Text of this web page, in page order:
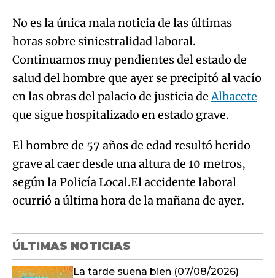
No es la única mala noticia de las últimas
horas sobre siniestralidad laboral.
Continuamos muy pendientes del estado de
salud del hombre que ayer se precipitó al vacío
en las obras del palacio de justicia deAlbacete
que sigue hospitalizado en estado grave.
El hombre de 57 años de edad resultó herido
grave al caer desde una altura de 10 metros,
según la Policía Local.El accidente laboral
ocurrió a última hora de la mañana de ayer.
ÚLTIMAS NOTICIAS
La tarde suena bien (07/08/2026)